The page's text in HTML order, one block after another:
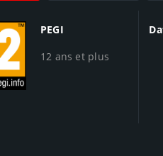
PEGI
12 ans et plus